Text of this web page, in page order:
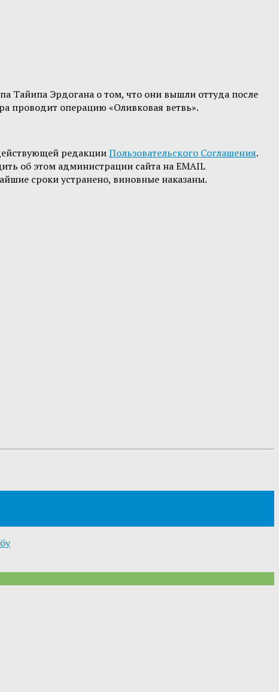
Тайипа Эрдогана о том, что они вышли оттуда после
проводит операцию «Оливковая ветвь».
редакцииПользовательского Соглашения.
об этом администрации сайта на EMAIL
сроки устранено, виновные наказаны.